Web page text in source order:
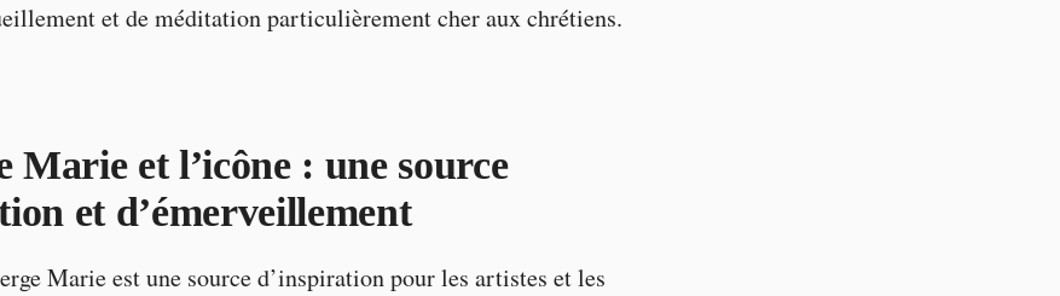
et de méditation particulièrement cher aux chrétiens.
Marie et l’icône : une source
et d’émerveillement
Marie est une source d’inspiration pour les artistes et les